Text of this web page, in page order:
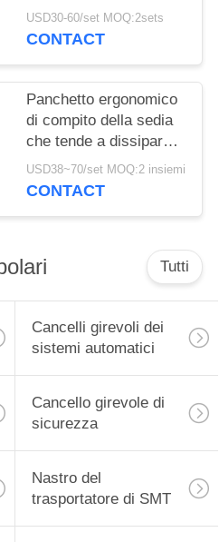
inossidabile della sedia
del laboratorio anti
USD30-60/set MOQ:2sets
CONTACT
Panchetto ergonomico
di compito della sedia
che tende a dissipare
statica regolabile per
stanza pulita
USD38~70/set MOQ:2 insiemi
CONTACT
Tutti
Cancelli girevoli dei
sistemi automatici
Cancello girevole di
sicurezza
Nastro del
trasportatore di SMT